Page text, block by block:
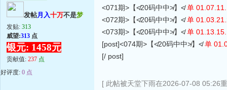
发帖月入十万不是梦
发贴: 313
威望:313 点
银元: 1458元
贡献值: 237 点
好评度: 0 点
<071期>【≮20码中中≯】≮单
<072期>【≮20码中中≯】≮单
<073期>【≮20码中中≯】≮单
[post]<074期>【≮20码中中≯】≮单
[/ post]
[ 此帖被天堂下雨在2026-07-08 05:26